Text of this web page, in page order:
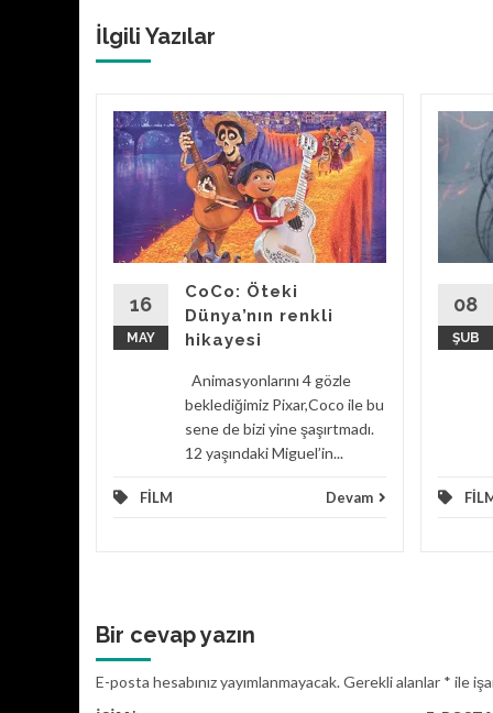
İlgili Yazılar
16
MAY
CoCo: Öteki
Dünya’nın renkli
hikayesi
Animasyonlarını 4 gözle
beklediğimiz Pixar,Coco ile bu
sene de bizi yine şaşırtmadı.
12 yaşındaki Miguel’in...
FİLM Devam
08
ŞUB
Bir cevap yazın
E-posta hesabınız yayımlanmayacak.Gerekli alanlar * ile